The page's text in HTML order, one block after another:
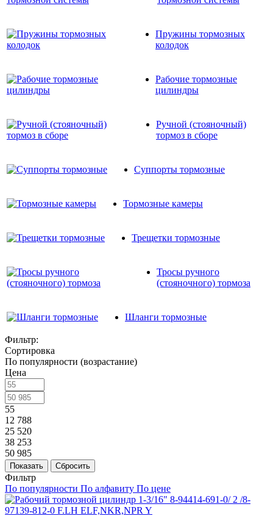
Пружины тормозных
колодок
Рабочие тормозные
цилиндры
Ручной (стояночный)
тормоз в сборе
Суппорты тормозные
Тормозные камеры
Трещетки тормозные
Тросы ручного
(стояночного) тормоза
Шланги тормозные
Фильтр:
Сортировка
По популярности (возрастание)
Цена
55
12 788
25 520
38 253
50 985
Показать Сбросить
Фильтр
По популярности По алфавиту По цене